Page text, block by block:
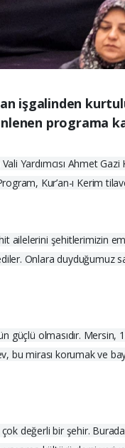
işgalinden
programa
Yardımcısı Ahmet
Kur’an-ı Kerim
ailelerini şehitlerimizin
Onlara duyduğumuz
güçlü olmasıdır. Mersin,
bu mirası korumak ve
değerli bir şehir.